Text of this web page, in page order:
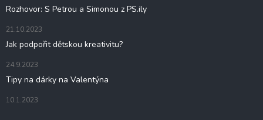
Rozhovor: S Petrou a Simonou z PS.ily
21.10.2023
Jak podpořit dětskou kreativitu?
24.9.2023
Tipy na dárky na Valentýna
10.1.2023